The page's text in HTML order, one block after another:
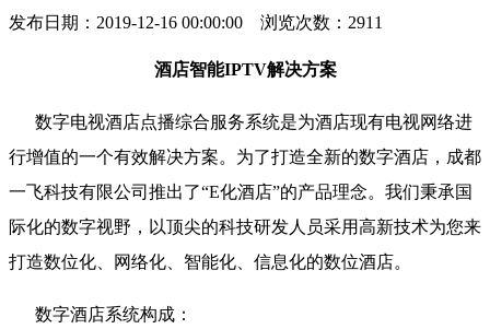
发布日期：2019-12-16 00:00:00 浏览次数：2911
酒店智能IPTV解决方案
数字电视酒店点播综合服务系统是为酒店现有电视网络进
行增值的一个有效解决方案。为了打造全新的数字酒店，成都
一飞科技有限公司推出了“E化酒店”的产品理念。我们秉承国
际化的数字视野，以顶尖的科技研发人员采用高新技术为您来
打造数位化、网络化、智能化、信息化的数位酒店。
数字酒店系统构成：